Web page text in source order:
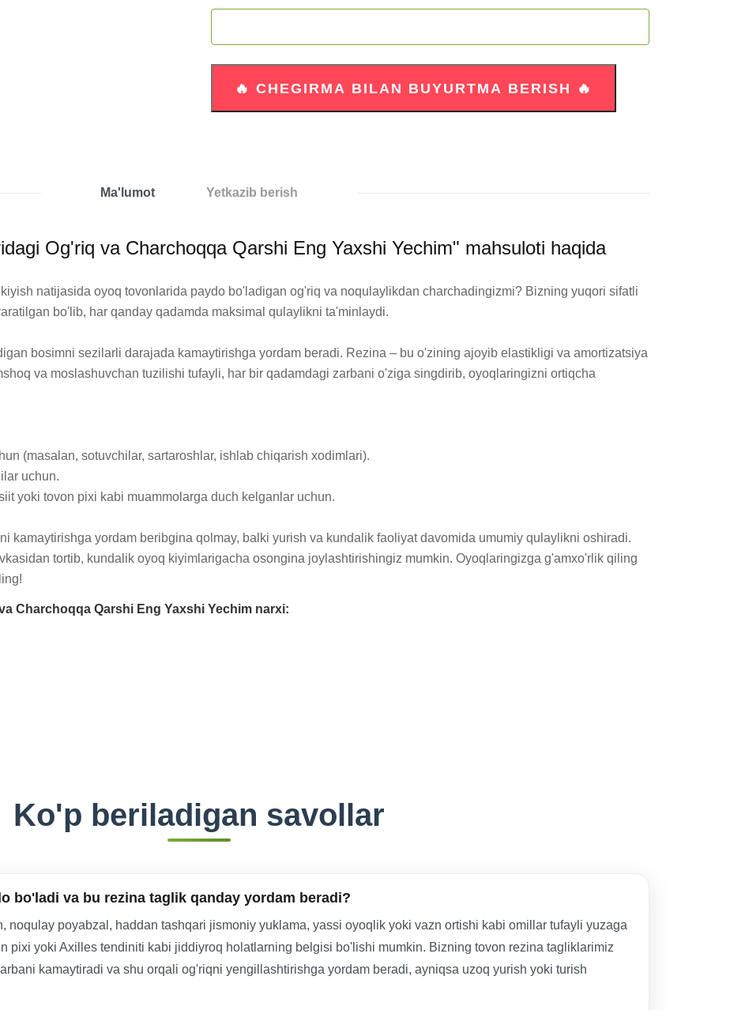
Ma'lumot Yetkazib berish
Og'riq va Charchoqqa Qarshi Eng Yaxshi Yechim" mahsuloti haqida
natijasida oyoq tovonlarida paydo bo'ladigan og'riq va noqulaylikdan charchadingizmi? Bizning yuqori sifatli
bo'lib, har qanday qadamda maksimal qulaylikni ta'minlaydi.
bosimni sezilarli darajada kamaytirishga yordam beradi. Rezina – bu o'zining ajoyib elastikligi va amortizatsiya
va moslashuvchan tuzilishi tufayli, har bir qadamdagi zarbani o'ziga singdirib, oyoqlaringizni ortiqcha
(masalan, sotuvchilar, sartaroshlar, ishlab chiqarish xodimlari).
uchun.
yoki tovon pixi kabi muammolarga duch kelganlar uchun.
kamaytirishga yordam beribgina qolmay, balki yurish va kundalik faoliyat davomida umumiy qulaylikni oshiradi.
tortib, kundalik oyoq kiyimlarigacha osongina joylashtirishingiz mumkin. Oyoqlaringizga g'amxo'rlik qiling
Charchoqqa Qarshi Eng Yaxshi Yechim narxi:
Ko'p beriladigan savollar
bo'ladi va bu rezina taglik qanday yordam beradi?
noqulay poyabzal, haddan tashqari jismoniy yuklama, yassi oyoqlik yoki vazn ortishi kabi omillar tufayli yuzaga
pixi yoki Axilles tendiniti kabi jiddiyroq holatlarning belgisi bo'lishi mumkin. Bizning tovon rezina tagliklarimiz
kamaytiradi va shu orqali og'riqni yengillashtirishga yordam beradi, ayniqsa uzoq yurish yoki turish